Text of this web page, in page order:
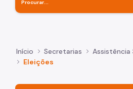
Início Secretarias Assistência
Eleições